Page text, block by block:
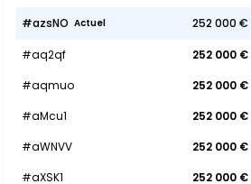
#azsNO Actuel 252 000 €
#aq2qf 252 000 €
#aqmuo
252 000 €
#aMcu1
252 000 €
#aWNVV
252 000 €
#aXSK1
252 000 €